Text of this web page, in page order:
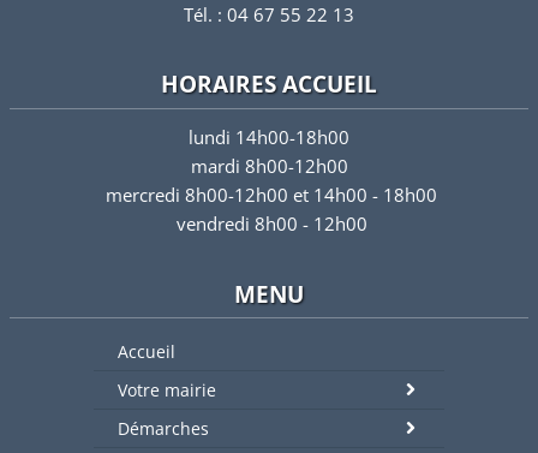
Tél. : 04 67 55 22 13
HORAIRES ACCUEIL
lundi 14h00-18h00
mardi 8h00-12h00
mercredi 8h00-12h00 et 14h00 - 18h00
vendredi 8h00 - 12h00
MENU
Accueil
Votre mairie
Démarches